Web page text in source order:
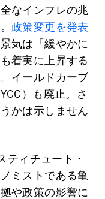
なインフレの兆
政策変更を発表
気は「緩やかに
着実に上昇する
イールドカーブ
）も廃止。さ
かは示しません
ティチュート・
ミストである亀
や政策の影響に